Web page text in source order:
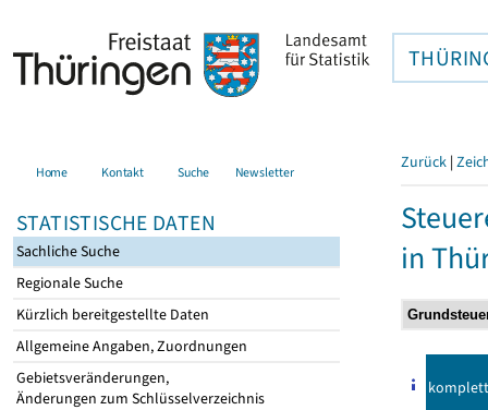
Home Kontakt Suche Newsletter
STATISTISCHE DATEN
Sachliche Suche
Regionale Suche
Kürzlich bereitgestellte Daten
Allgemeine Angaben, Zuordnungen
Gebietsveränderungen,
Änderungen zum Schlüsselverzeichnis
Zurück |
in
komplett